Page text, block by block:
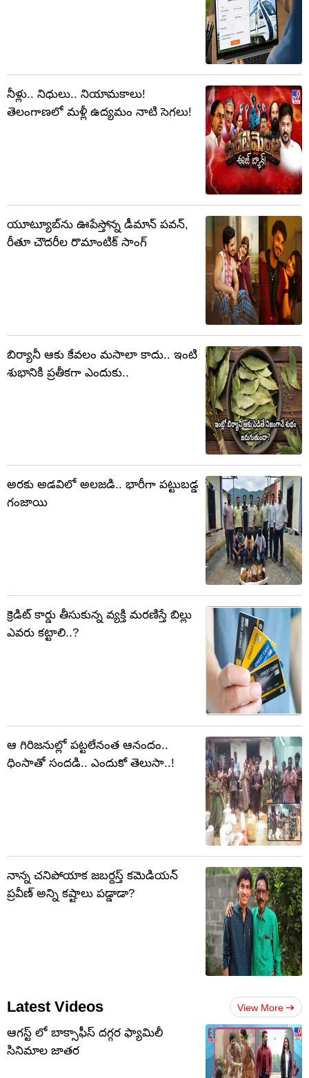
నీళ్లు.. నిధులు.. నియామకాలు!
తెలంగాణలో మళ్లీ ఉద్యమం నాటి సెగలు!
యూట్యూబ్‌ను ఊపేస్తోన్న డీమాన్ పవన్,
రీతూ చౌదరీల రొమాంటిక్ సాంగ్
బిర్యానీ ఆకు కేవలం మసాలా కాదు.. ఇంటి
శుభానికి ప్రతీకగా ఎందుకు..
అరకు అడవిలో అలజడి.. భారీగా పట్టుబడ్డ
గంజాయి
క్రెడిట్ కార్డు తీసుకున్న వ్యక్తి మరణిస్తే బిల్లు
ఎవరు కట్టాలి..?
ఆ గిరిజనుల్లో పట్టలేనంత ఆనందం..
ధింసాతో సందడి.. ఎందుకో తెలుసా..!
నాన్న చనిపోయాక జబర్దస్త్ కమెడియన్
ప్రవీణ్ అన్ని కష్టాలు పడ్డాడా?
Latest Videos View More
ఆగస్ట్ లో బాక్సాఫీస్ దగ్గర ఫ్యామిలీ
సినిమాల జాతర